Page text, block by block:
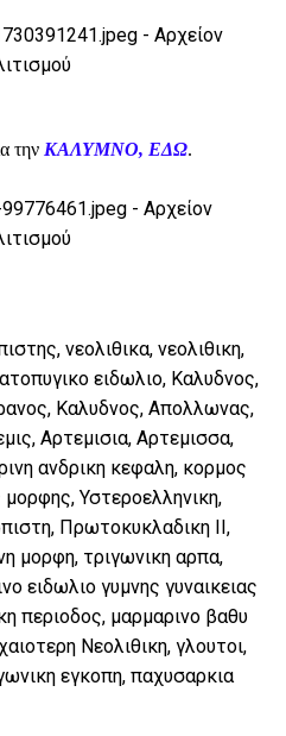
την ΚΑΛΥΜΝΟ, ΕΔΩ.
νεολιθικα, νεολιθικη,
ειδωλιο, Καλυδνος,
Καλυδνος, Απολλωνας,
Αρτεμισια, Αρτεμισσα,
ανδρικη κεφαλη, κορμος
μορφης, Υστεροελληνικη,
Πρωτοκυκλαδικη ΙΙ,
μορφη, τριγωνικη αρπα,
ειδωλιο γυμνης γυναικειας
περιοδος, μαρμαρινο βαθυ
Νεολιθικη, γλουτοι,
εγκοπη, παχυσαρκια